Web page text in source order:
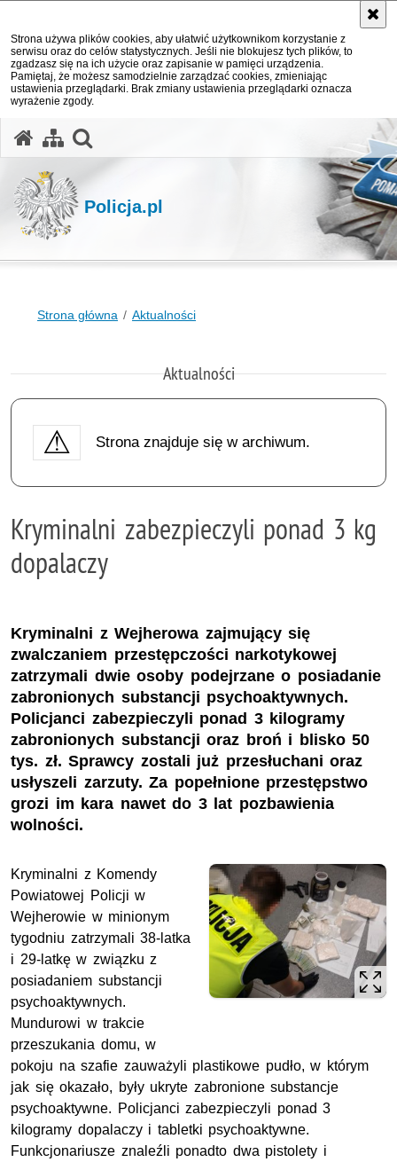
Strona używa plików cookies, aby ułatwić użytkownikom korzystanie z
serwisu oraz do celów statystycznych. Jeśli nie blokujesz tych plików, to
zgadzasz się na ich użycie oraz zapisanie w pamięci urządzenia.
Pamiętaj, że możesz samodzielnie zarządzać cookies, zmieniając
ustawienia przeglądarki. Brak zmiany ustawienia przeglądarki oznacza
wyrażenie zgody.
Policja.pl
Strona główna Aktualności
Aktualności
Strona znajduje się w archiwum.
Kryminalni zabezpieczyli ponad 3 kg
dopalaczy
Kryminalni z Wejherowa zajmujący się
zwalczaniem przestępczości narkotykowej
zatrzymali dwie osoby podejrzane o posiadanie
zabronionych substancji psychoaktywnych.
Policjanci zabezpieczyli ponad 3 kilogramy
zabronionych substancji oraz broń i blisko 50
tys. zł. Sprawcy zostali już przesłuchani oraz
usłyszeli zarzuty. Za popełnione przestępstwo
grozi im kara nawet do 3 lat pozbawienia
wolności.
Kryminalni z Komendy
Powiatowej Policji w
Wejherowie w minionym
tygodniu zatrzymali 38-latka
i 29-latkę w związku z
posiadaniem substancji
psychoaktywnych.
Mundurowi w trakcie
przeszukania domu, w
pokoju na szafie zauważyli plastikowe pudło, w którym
jak się okazało, były ukryte zabronione substancje
psychoaktywne. Policjanci zabezpieczyli ponad 3
kilogramy dopalaczy i tabletki psychoaktywne.
Funkcjonariusze znaleźli ponadto dwa pistolety i